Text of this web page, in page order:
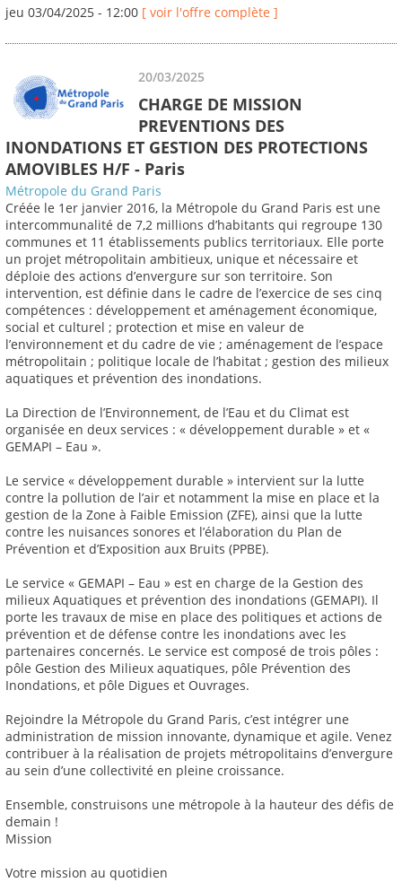
jeu 03/04/2025 - 12:00 [ voir l'offre complète ]
20/03/2025
CHARGE DE MISSION
PREVENTIONS DES
INONDATIONS ET GESTION DES PROTECTIONS
AMOVIBLES H/F - Paris
Métropole du Grand Paris
Créée le 1er janvier 2016, la Métropole du Grand Paris est une
intercommunalité de 7,2 millions d’habitants qui regroupe 130
communes et 11 établissements publics territoriaux. Elle porte
un projet métropolitain ambitieux, unique et nécessaire et
déploie des actions d’envergure sur son territoire. Son
intervention, est définie dans le cadre de l’exercice de ses cinq
compétences : développement et aménagement économique,
social et culturel ; protection et mise en valeur de
l’environnement et du cadre de vie ; aménagement de l’espace
métropolitain ; politique locale de l’habitat ; gestion des milieux
aquatiques et prévention des inondations.
La Direction de l’Environnement, de l’Eau et du Climat est
organisée en deux services : « développement durable » et «
GEMAPI – Eau ».
Le service « développement durable » intervient sur la lutte
contre la pollution de l’air et notamment la mise en place et la
gestion de la Zone à Faible Emission (ZFE), ainsi que la lutte
contre les nuisances sonores et l’élaboration du Plan de
Prévention et d’Exposition aux Bruits (PPBE).
Le service « GEMAPI – Eau » est en charge de la Gestion des
milieux Aquatiques et prévention des inondations (GEMAPI). Il
porte les travaux de mise en place des politiques et actions de
prévention et de défense contre les inondations avec les
partenaires concernés. Le service est composé de trois pôles :
pôle Gestion des Milieux aquatiques, pôle Prévention des
Inondations, et pôle Digues et Ouvrages.
Rejoindre la Métropole du Grand Paris, c’est intégrer une
administration de mission innovante, dynamique et agile. Venez
contribuer à la réalisation de projets métropolitains d’envergure
au sein d’une collectivité en pleine croissance.
Ensemble, construisons une métropole à la hauteur des défis de
demain !
Mission
Votre mission au quotidien